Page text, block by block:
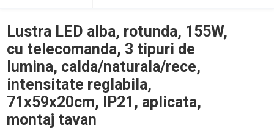
Lustra LED alba, rotunda, 155W,
cu telecomanda, 3 tipuri de
lumina, calda/naturala/rece,
intensitate reglabila,
71x59x20cm, IP21, aplicata,
montaj tavan